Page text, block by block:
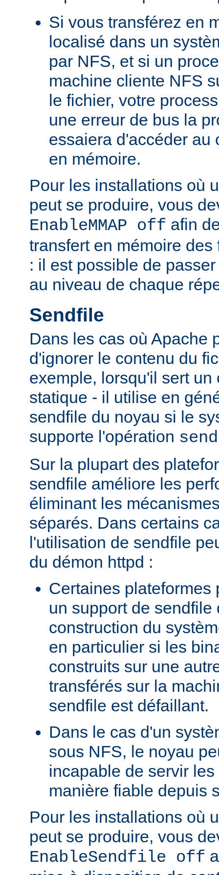
Si vous transférez en
localisé dans un
par NFS, et si un
machine cliente NFS
le fichier, votre
une erreur de bus la
essaiera d'accéder au
en mémoire.
Pour les installations où
peut se produire, vous
EnableMMAP off afin
transfert en mémoire
: il est possible de
au niveau de chaque
Sendfile
Dans les cas où Apache
d'ignorer le contenu du
exemple, lorsqu'il sert un
statique - il utilise en
sendfile du noyau si le
supporte l'opération
Sur la plupart des
sendfile améliore les
éliminant les
séparés. Dans certains
l'utilisation de sendfile
du démon httpd :
Certaines plateformes
un support de
construction du
en particulier si les
construits sur une
transférés sur la
sendfile est défaillant.
Dans le cas d'un
sous NFS, le noyau
incapable de servir
manière fiable depuis
Pour les installations où
peut se produire, vous
EnableSendfile off